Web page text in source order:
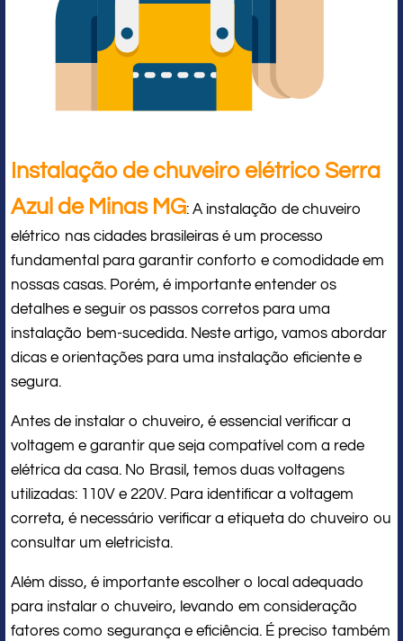
Instalação de chuveiro elétrico Serra
Azul de Minas MG: A instalação de chuveiro
elétrico nas cidades brasileiras é um processo
fundamental para garantir conforto e comodidade em
nossas casas. Porém, é importante entender os
detalhes e seguir os passos corretos para uma
instalação bem-sucedida. Neste artigo, vamos abordar
dicas e orientações para uma instalação eficiente e
segura.
Antes de instalar o chuveiro, é essencial verificar a
voltagem e garantir que seja compatível com a rede
elétrica da casa. No Brasil, temos duas voltagens
utilizadas: 110V e 220V. Para identificar a voltagem
correta, é necessário verificar a etiqueta do chuveiro ou
consultar um eletricista.
Além disso, é importante escolher o local adequado
para instalar o chuveiro, levando em consideração
fatores como segurança e eficiência. É preciso também